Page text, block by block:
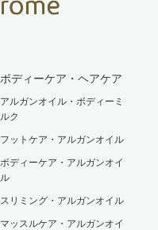
ボディーケア・ヘアケア
アルガンオイル・ボディーミ
ルク
フットケア・アルガンオイル
ボディーケア・アルガンオイ
ル
スリミング・アルガンオイル
マッスルケア・アルガンオイ